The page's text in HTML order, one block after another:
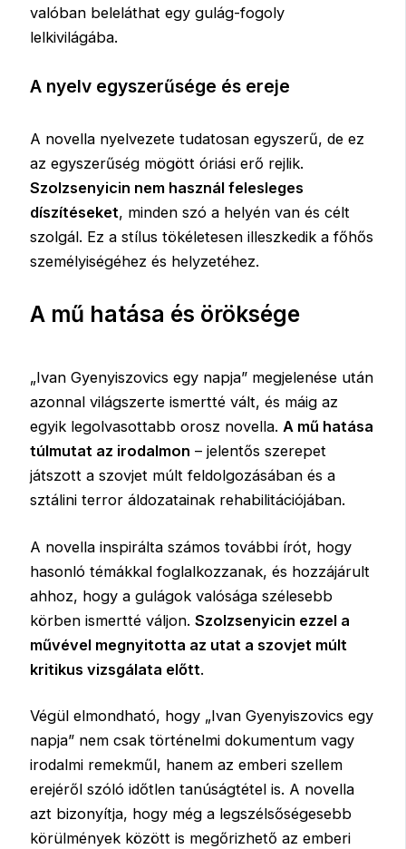
valóban beleláthat egy gulág-fogoly
lelkivilágába.
A nyelv egyszerűsége és ereje
A novella nyelvezete tudatosan egyszerű, de ez
az egyszerűség mögött óriási erő rejlik.
Szolzsenyicin nem használ felesleges
díszítéseket, minden szó a helyén van és célt
szolgál. Ez a stílus tökéletesen illeszkedik a főhős
személyiségéhez és helyzetéhez.
A mű hatása és öröksége
„Ivan Gyenyiszovics egy napja” megjelenése után
azonnal világszerte ismertté vált, és máig az
egyik legolvasottabb orosz novella.A mű hatása
túlmutat az irodalmon – jelentős szerepet
játszott a szovjet múlt feldolgozásában és a
sztálini terror áldozatainak rehabilitációjában.
A novella inspirálta számos további írót, hogy
hasonló témákkal foglalkozzanak, és hozzájárult
ahhoz, hogy a gulágok valósága szélesebb
körben ismertté váljon.Szolzsenyicin ezzel a
művével megnyitotta az utat a szovjet múlt
kritikus vizsgálata előtt.
Végül elmondható, hogy „Ivan Gyenyiszovics egy
napja” nem csak történelmi dokumentum vagy
irodalmi remekműl, hanem az emberi szellem
erejéről szóló időtlen tanúságtétel is. A novella
azt bizonyítja, hogy még a legszélsőségesebb
körülmények között is megőrizhető az emberi